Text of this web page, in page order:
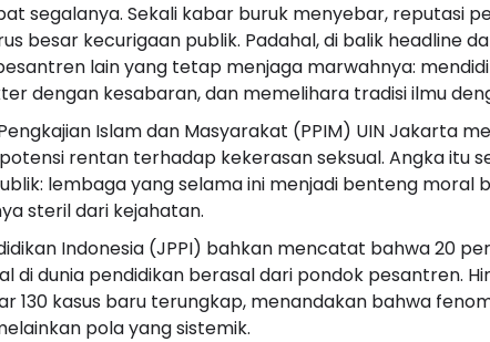
segalanya. Sekali kabar buruk menyebar, reputasi
besar kecurigaan publik. Padahal, di balik headline
lain yang tetap menjaga marwahnya:
dengan kesabaran, dan memelihara tradisi ilmu
Islam dan Masyarakat (PPIM) UIN Jakarta
rentan terhadap kekerasan seksual. Angka itu
lembaga yang selama ini menjadi benteng moral
steril dari kejahatan.
Indonesia (JPPI) bahkan mencatat bahwa 20
di dunia pendidikan berasal dari pondok pesantren.
130 kasus baru terungkap, menandakan bahwa
pola yang sistemik.